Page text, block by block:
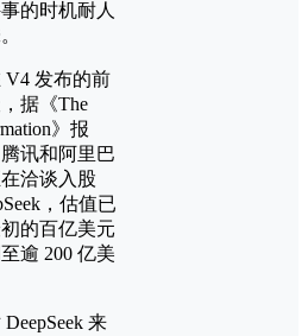
的时机耐人
V4 发布的前
据《The
》报
讯和阿里巴
洽谈入股
，估值已
的百亿美元
至逾 200 亿美
来